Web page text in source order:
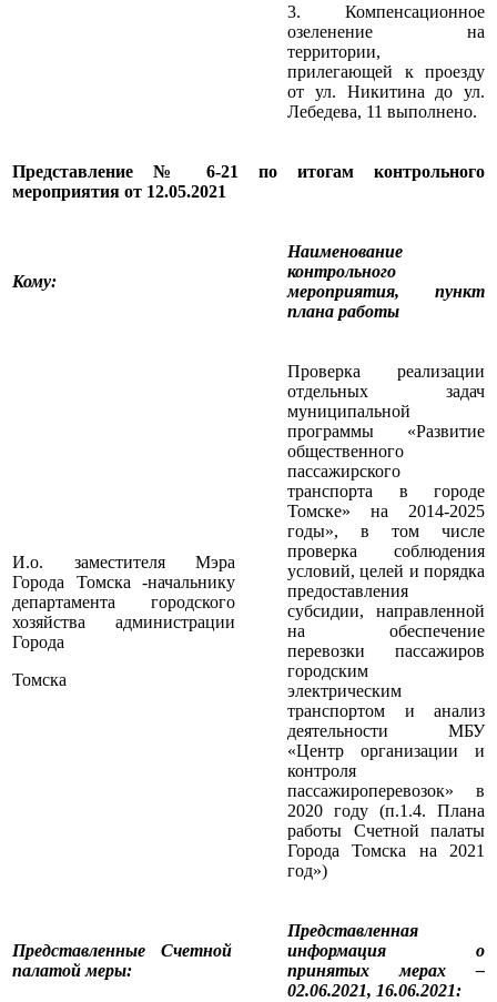
3. Компенсационное
озеленение на
территории,
прилегающей к проезду
от ул. Никитина до ул.
Лебедева, 11 выполнено.
Представление № 6-21 по итогам контрольного
мероприятия от 12.05.2021
Кому:
Наименование
контрольного
мероприятия, пункт
плана работы
И.о. заместителя Мэра
Города Томска -начальнику
департамента городского
хозяйства администрации
Города
Томска
Проверка реализации
отдельных задач
муниципальной
программы «Развитие
общественного
пассажирского
транспорта в городе
Томске» на 2014-2025
годы», в том числе
проверка соблюдения
условий, целей и порядка
предоставления
субсидии, направленной
на обеспечение
перевозки пассажиров
городским
электрическим
транспортом и анализ
деятельности МБУ
«Центр организации и
контроля
пассажироперевозок» в
2020 году (п.1.4. Плана
работы Счетной палаты
Города Томска на 2021
год»)
Представленные Счетной
палатой меры:
Представленная
информация о
принятых мерах –
02.06.2021, 16.06.2021: